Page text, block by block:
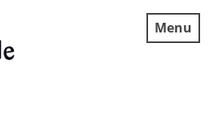
Menu